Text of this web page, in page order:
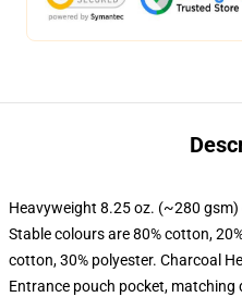
Heavyweight 8.25 oz. (~280
Stable colours are 80% cotton,
cotton, 30% polyester. Charcoal
Entrance pouch pocket,